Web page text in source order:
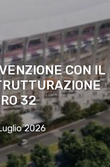
CON IL
32
2026